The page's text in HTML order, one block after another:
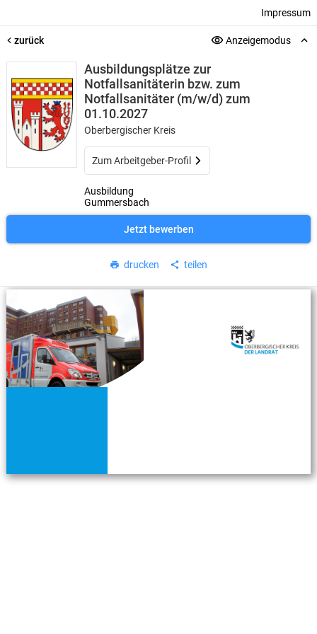
Impressum
zurück Anzeigemodus
Ausbildungsplätze zur
Notfallsanitäterin bzw. zum
Notfallsanitäter (m/w/d) zum
01.10.2027
Oberbergischer Kreis
Zum Arbeitgeber-Profil
Ausbildung
Gummersbach
Jetzt bewerben
drucken teilen